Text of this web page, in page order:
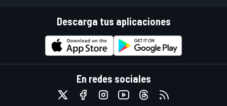
Descarga tus aplicaciones
En redes sociales